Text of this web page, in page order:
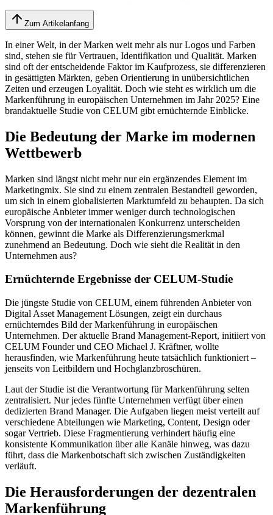
Zum Artikelanfang
In einer Welt, in der Marken weit mehr als nur Logos und Farben
sind, stehen sie für Vertrauen, Identifikation und Qualität. Marken
sind oft der entscheidende Faktor im Kaufprozess, sie differenzieren
in gesättigten Märkten, geben Orientierung in unübersichtlichen
Zeiten und erzeugen Loyalität. Doch wie steht es wirklich um die
Markenführung in europäischen Unternehmen im Jahr 2025? Eine
brandaktuelle Studie von CELUM gibt ernüchternde Einblicke.
Die Bedeutung der Marke im modernen
Wettbewerb
Marken sind längst nicht mehr nur ein ergänzendes Element im
Marketingmix. Sie sind zu einem zentralen Bestandteil geworden,
um sich in einem globalisierten Marktumfeld zu behaupten. Da sich
europäische Anbieter immer weniger durch technologischen
Vorsprung von der internationalen Konkurrenz unterscheiden
können, gewinnt die Marke als Differenzierungsmerkmal
zunehmend an Bedeutung. Doch wie sieht die Realität in den
Unternehmen aus?
Ernüchternde Ergebnisse der CELUM-Studie
Die jüngste Studie von CELUM, einem führenden Anbieter von
Digital Asset Management Lösungen, zeigt ein durchaus
ernüchterndes Bild der Markenführung in europäischen
Unternehmen. Der aktuelle Brand Management-Report, initiiert von
CELUM Founder und CEO Michael J. Kräftner, wollte
herausfinden, wie Markenführung heute tatsächlich funktioniert –
jenseits von Leitbildern und Hochglanzbroschüren.
Laut der Studie ist die Verantwortung für Markenführung selten
zentralisiert. Nur jedes fünfte Unternehmen verfügt über einen
dedizierten Brand Manager. Die Aufgaben liegen meist verteilt auf
verschiedene Abteilungen wie Marketing, Content, Design oder
sogar Vertrieb. Diese Fragmentierung verhindert häufig eine
konsistente Kommunikation über alle Kanäle hinweg, was dazu
führt, dass die Markenbotschaft sich zwischen Zuständigkeiten
verläuft.
Die Herausforderungen der dezentralen
Markenführung